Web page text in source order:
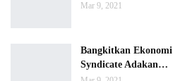
Mar 9, 2021
Bangkitkan Ekonomi
Syndicate Adakan…